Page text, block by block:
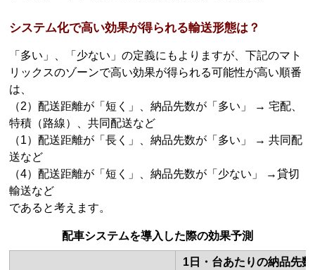
システム化で高い効果が得られる輸送形態は？
「多い」、「少ない」の定義にもよりますが、下記のマト
リックスのゾーンで高い効果が得られる可能性が高い順番
は、
（2）配送距離が「短く」、納品先数が「多い」 → 宅配、
特積（路線）、共同配送など
（1）配送距離が「長く」、納品先数が「多い」 → 共同配
送など
（4）配送距離が「短く」、納品先数が「少ない」 →貸切
輸送など
であると考えます。
配車システムを導入した際の効果予測
1日・台あたりの納品先